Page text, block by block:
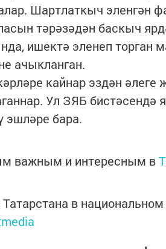
Шартлаткыч эленгән
тәрәзәдән баскыч
ишектә эленеп торган
ачыкланган.
кайнар эздән
Ул ЗЯБ бистәсендә
эшләре бара.
важным и интересным в
Татарстана в